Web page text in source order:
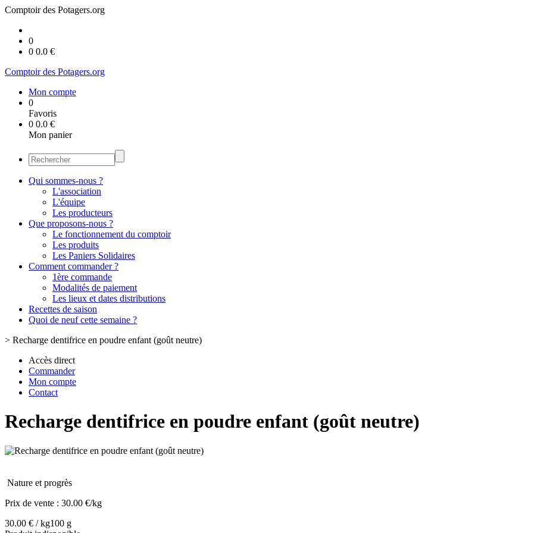
Comptoir des Potagers.org
0
0 0.0 €
Comptoir des Potagers.org
Mon compte
0
Favoris
0 0.0 €
Mon panier
Qui sommes-nous ?
L'association
L'équipe
Les producteurs
Que proposons-nous ?
Le fonctionnement du comptoir
Les produits
Les Paniers Solidaires
Comment commander ?
1ère commande
Modalités de paiement
Les lieux et dates distributions
Recettes de saison
Quoi de neuf cette semaine ?
> Recharge dentifrice en poudre enfant (goût neutre)
Accès direct
Commander
Mon compte
Contact
Recharge dentifrice en poudre enfant (goût neutre)
Nature et progrès
Prix de vente : 30.00 €/kg
30.00 € / kg100 g